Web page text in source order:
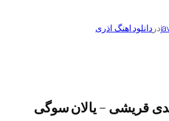
دردانلود اهنگ اذری
قریشی –یالان سوگی